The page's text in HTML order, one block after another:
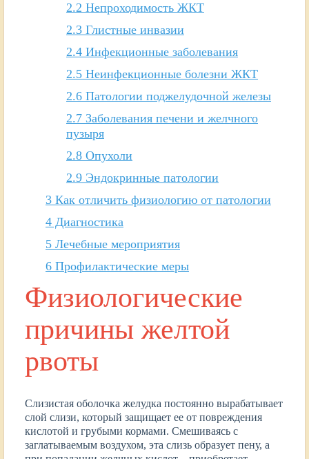
2.2 Непроходимость ЖКТ
2.3 Глистные инвазии
2.4 Инфекционные заболевания
2.5 Неинфекционные болезни ЖКТ
2.6 Патологии поджелудочной железы
2.7 Заболевания печени и желчного
пузыря
2.8 Опухоли
2.9 Эндокринные патологии
3 Как отличить физиологию от патологии
4 Диагностика
5 Лечебные мероприятия
6 Профилактические меры
Физиологические
причины желтой
рвоты
Слизистая оболочка желудка постоянно вырабатывает
слой слизи, который защищает ее от повреждения
кислотой и грубыми кормами. Смешиваясь с
заглатываемым воздухом, эта слизь образует пену, а